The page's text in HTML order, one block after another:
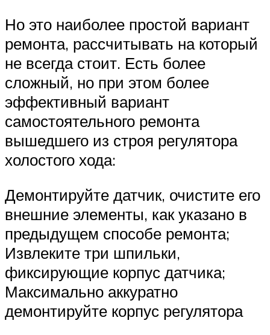
Но это наиболее простой вариант
ремонта, рассчитывать на который
не всегда стоит. Есть более
сложный, но при этом более
эффективный вариант
самостоятельного ремонта
вышедшего из строя регулятора
холостого хода:
Демонтируйте датчик, очистите его
внешние элементы, как указано в
предыдущем способе ремонта;
Извлеките три шпильки,
фиксирующие корпус датчика;
Максимально аккуратно
демонтируйте корпус регулятора